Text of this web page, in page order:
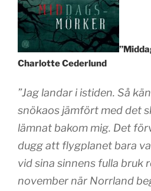
Charlotte Cederlund
”Jag landar i istiden. Så
snökaos jämfört med det
lämnat bakom mig. Det
dugg att flygplanet bara
vid sina sinnens fulla bruk
november när Norrland